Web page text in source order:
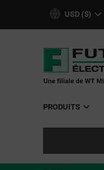
USD ($)
PRODUITS